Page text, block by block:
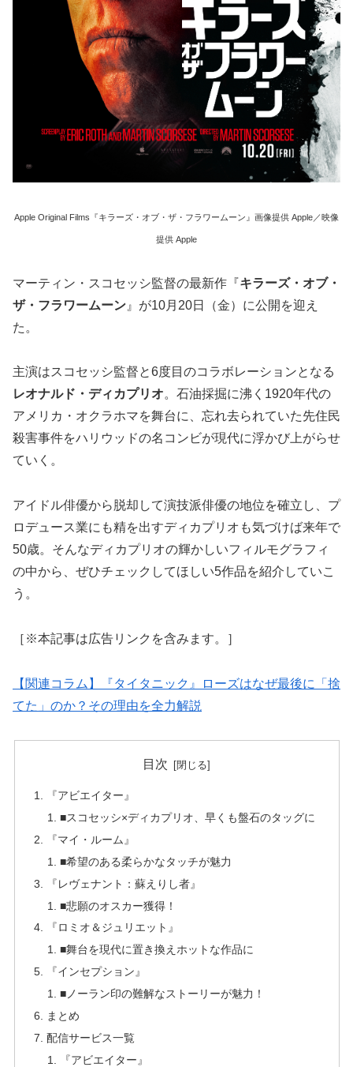
Apple Original Films『キラーズ・オブ・ザ・フラワームーン』画像提供 Apple／映像
提供 Apple
マーティン・スコセッシ監督の最新作『キラーズ・オブ・
ザ・フラワームーン 』が10月20日（金）に公開を迎え
た。
主演はスコセッシ監督と6度目のコラボレーションとなる
レオナルド・ディカプリオ。石油採掘に沸く1920年代の
アメリカ・オクラホマを舞台に、忘れ去られていた先住民
殺害事件をハリウッドの名コンビが現代に浮かび上がらせ
ていく。
アイドル俳優から脱却して演技派俳優の地位を確立し、プ
ロデュース業にも精を出すディカプリオも気づけば来年で
50歳。そんなディカプリオの輝かしいフィルモグラフィ
の中から、ぜひチェックしてほしい5作品を紹介していこ
う。
［※本記事は広告リンクを含みます。］
【関連コラム】『タイタニック』ローズはなぜ最後に「捨
てた」のか？その理由を全力解説
目次
『アビエイター』
■スコセッシ×ディカプリオ、早くも盤石のタッグに
『マイ・ルーム』
■希望のある柔らかなタッチが魅力
『レヴェナント：蘇えりし者』
■悲願のオスカー獲得！
『ロミオ＆ジュリエット』
■舞台を現代に置き換えホットな作品に
『インセプション』
■ノーラン印の難解なストーリーが魅力！
まとめ
配信サービス一覧
『アビエイター』